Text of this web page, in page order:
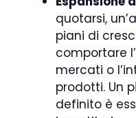
quotarsi,
piani di
comportare
mercati o
prodotti. Un
definito è